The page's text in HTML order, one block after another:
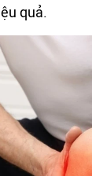
quả.